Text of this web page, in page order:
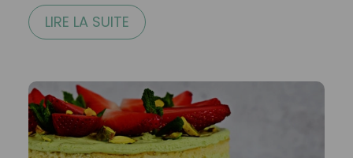
LIRE LA SUITE